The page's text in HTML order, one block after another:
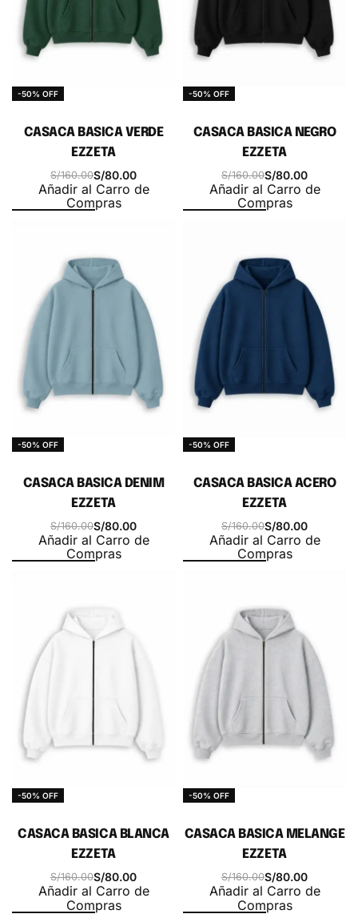
-50% OFF
CASACA BASICA VERDE
EZZETA
S/160.00S/80.00
Añadir al Carro de
Compras
-50% OFF
CASACA BASICA NEGRO
EZZETA
S/160.00S/80.00
Añadir al Carro de
Compras
-50% OFF
CASACA BASICA DENIM
EZZETA
S/160.00S/80.00
Añadir al Carro de
Compras
-50% OFF
CASACA BASICA ACERO
EZZETA
S/160.00S/80.00
Añadir al Carro de
Compras
-50% OFF
CASACA BASICA BLANCA
EZZETA
S/160.00S/80.00
Añadir al Carro de
Compras
-50% OFF
CASACA BASICA MELANGE
EZZETA
S/160.00S/80.00
Añadir al Carro de
Compras